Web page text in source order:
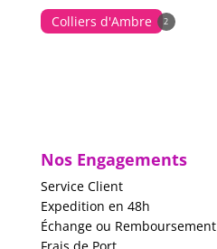
Colliers d'Ambre 2
Nos Engagements
Service Client
Expedition en 48h
Échange ou Remboursement